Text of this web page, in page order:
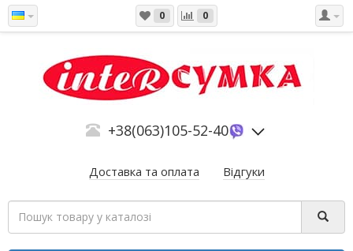
0 0
+38(063)105-52-40
Доставка та оплата Відгуки